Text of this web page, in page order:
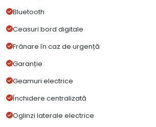
Bluetooth
Ceasuri bord digitale
Frânare în caz de urgență
Garanție
Geamuri electrice
Închidere centralizată
Oglinzi laterale electrice